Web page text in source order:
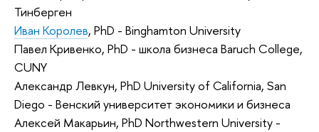
Тинберген
Иван Королев, PhD - Binghamton University
Павел Кривенко, PhD - школа бизнеса Baruch College,
CUNY
Александр Левкун, PhD University of California, San
Diego - Венский университет экономики и бизнеса
Алексей Макарьин, PhD Northwestern University -